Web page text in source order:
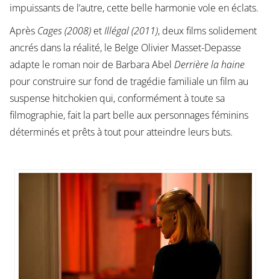
impuissants de l’autre, cette belle harmonie vole en éclats.
Après Cages (2008) etIllégal (2011), deux films solidement
ancrés dans la réalité, le Belge Olivier Masset-Depasse
adapte le roman noir de Barbara Abel Derrière la haine
pour construire sur fond de tragédie familiale un film au
suspense hitchokien qui, conformément à toute sa
filmographie, fait la part belle aux personnages féminins
déterminés et prêts à tout pour atteindre leurs buts.